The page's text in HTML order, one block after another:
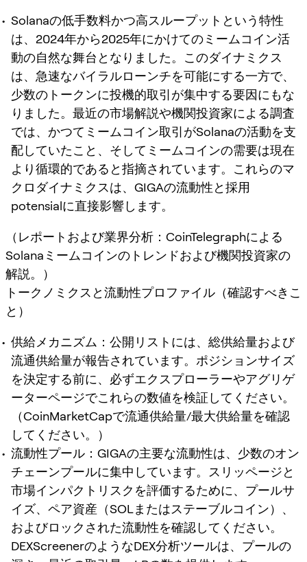
Solanaの低手数料かつ高スループットという特性
は、2024年から2025年にかけてのミームコイン活
動の自然な舞台となりました。このダイナミクス
は、急速なバイラルローンチを可能にする一方で、
少数のトークンに投機的取引が集中する要因にもな
りました。最近の市場解説や機関投資家による調査
では、かつてミームコイン取引がSolanaの活動を支
配していたこと、そしてミームコインの需要は現在
より循環的であると指摘されています。これらのマ
クロダイナミクスは、GIGAの流動性と採用
potensialに直接影響します。
（レポートおよび業界分析：CoinTelegraphによる
Solanaミームコインのトレンドおよび機関投資家の
解説。）
トークノミクスと流動性プロファイル（確認すべきこ
と）
供給メカニズム：公開リストには、総供給量および
流通供給量が報告されています。ポジションサイズ
を決定する前に、必ずエクスプローラーやアグリゲ
ーターページでこれらの数値を検証してください。
（CoinMarketCapで流通供給量/最大供給量を確認
してください。）
流動性プール：GIGAの主要な流動性は、少数のオン
チェーンプールに集中しています。スリッページと
市場インパクトリスクを評価するために、プールサ
イズ、ペア資産（SOLまたはステーブルコイン）、
およびロックされた流動性を確認してください。
DEXScreenerのようなDEX分析ツールは、プールの